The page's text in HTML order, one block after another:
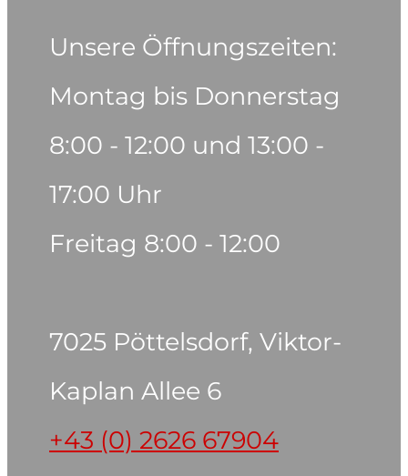
Unsere Öffnungszeiten:
Montag bis Donnerstag
8:00 - 12:00 und 13:00 -
17:00 Uhr
Freitag 8:00 - 12:00
7025 Pöttelsdorf, Viktor-
Kaplan Allee 6
+43 (0) 2626 67904